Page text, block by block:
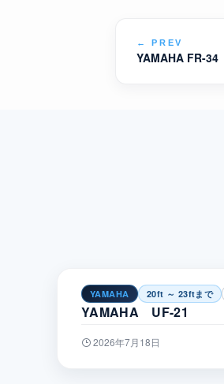
← PREV
YAMAHA FR-34
YAMAHA 20ft ～ 23ftまで
YAMAHA UF-21
2026年7月18日